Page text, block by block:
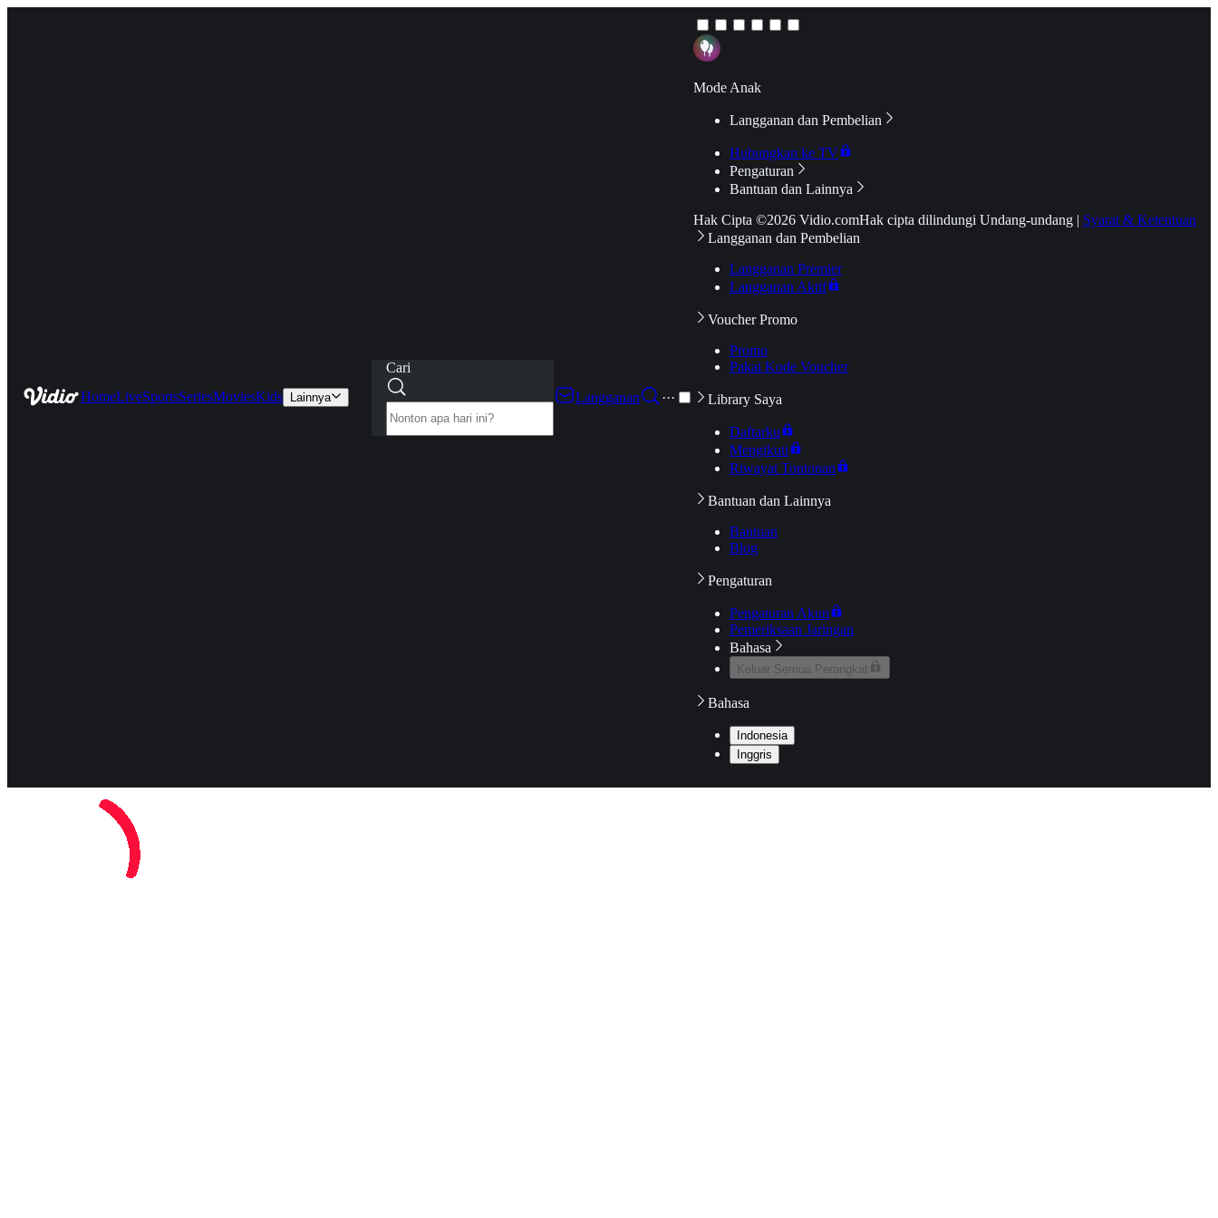
HomeLiveSportsSeriesMoviesKids Lainnya
Cari
Langganan
···
Mode Anak
Langganan dan Pembelian
Hubungkan ke TV
Pengaturan
Bantuan dan Lainnya
Hak Cipta ©2026 Vidio.comHak cipta dilindungi Undang-undang | Syarat & Ketentuan
Langganan dan Pembelian
Langganan Premier
Langganan Aktif
Voucher Promo
Promo
Pakai Kode Voucher
Library Saya
Daftarku
Mengikuti
Riwayat Tontonan
Bantuan dan Lainnya
Bantuan
Blog
Pengaturan
Pengaturan Akun
Pemeriksaan Jaringan
Bahasa
Keluar Semua Perangkat
Bahasa
Indonesia
Inggris